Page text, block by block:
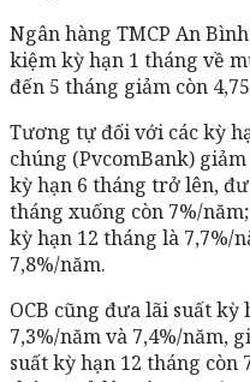
Ngân hàng TMCP An
kiệm kỳ hạn 1 tháng về
đến 5 tháng giảm còn
Tương tự đối với các kỳ
chúng (PvcomBank)
kỳ hạn 6 tháng trở lên,
tháng xuống còn 7%/
kỳ hạn 12 tháng là 7,7%/
7,8%/năm.
OCB cũng đưa lãi suất
7,3%/năm và 7,4%/năm,
suất kỳ hạn 12 tháng còn